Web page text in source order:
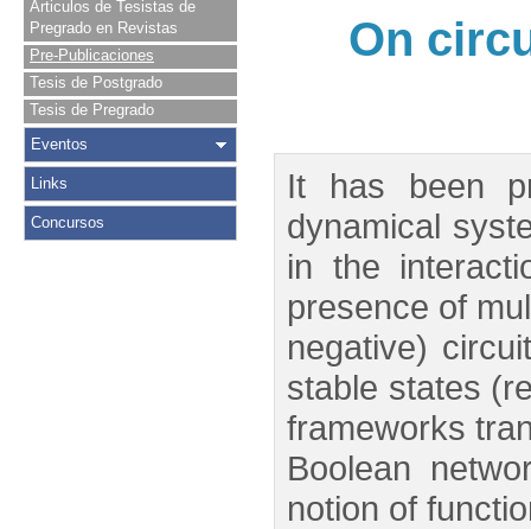
Articulos de Tesistas de
Pregrado en Revistas
Pre-Publicaciones
Tesis de Postgrado
Tesis de Pregrado
Eventos
Links
Concursos
On
It has been
dynamical
in the
presence of
negative)
stable states
frameworks
Boolean
notion of